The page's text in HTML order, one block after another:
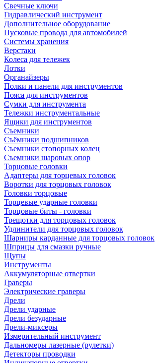
Свечные ключи
Гидравлический инструмент
Дополнительное оборудование
Пусковые провода для автомобилей
Системы хранения
Верстаки
Колеса для тележек
Лотки
Органайзеры
Полки и панели для инструментов
Пояса для инструментов
Сумки для инструмента
Тележки инструментальные
Ящики для инструментов
Съемники
Съёмники подшипников
Съемники стопорных колец
Съемники шаровых опор
Торцовые головки
Адаптеры для торцевых головок
Воротки для торцовых головок
Головки торцовые
Торцевые ударные головки
Торцовые биты - головки
Трещотки для торцовых головок
Удлинители для торцовых головок
Шарниры карданные для торцовых головок
Шприцы для смазки ручные
Щупы
Инструменты
Аккумуляторные отвертки
Граверы
Электрические граверы
Дрели
Дрели ударные
Дрели безударные
Дрели-миксеры
Измерительный инструмент
Дальномеры лазерные (рулетки)
Детекторы проводки